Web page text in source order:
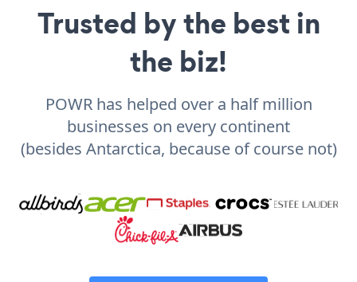
Trusted by the best in
the biz!
POWR has helped over a half million
businesses on every continent
(besides Antarctica, because of course not)